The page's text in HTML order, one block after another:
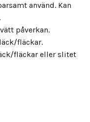
använd. Kan
påverkan.
fläckar.
fläckar eller slitet